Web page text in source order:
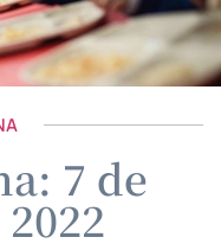
7 de